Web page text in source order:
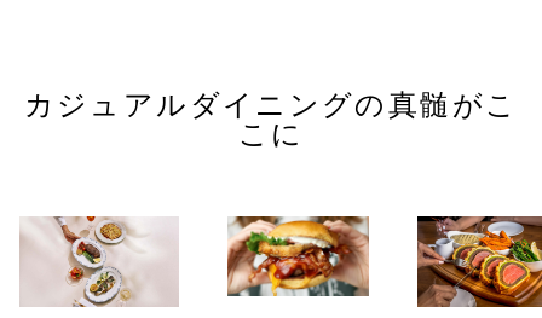
カジュアルダイニングの真髄がこ
こに